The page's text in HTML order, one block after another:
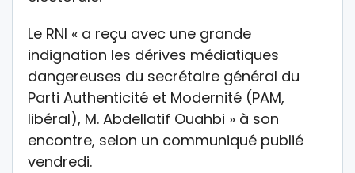
Le RNI « a reçu avec une grande
indignation les dérives médiatiques
dangereuses du secrétaire général du
Parti Authenticité et Modernité (PAM,
libéral), M. Abdellatif Ouahbi » à son
encontre, selon un communiqué publié
vendredi.